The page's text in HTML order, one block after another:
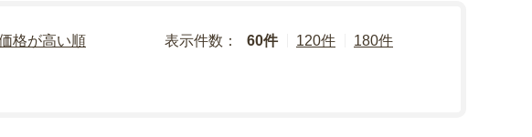
格が高い順 表示件数： 60件 120件 180件